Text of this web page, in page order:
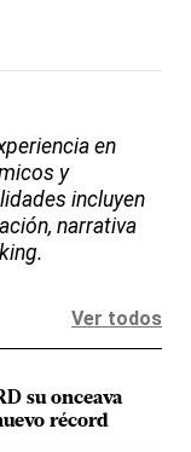
en
y
incluyen
narrativa
Ver todos
su onceava
récord